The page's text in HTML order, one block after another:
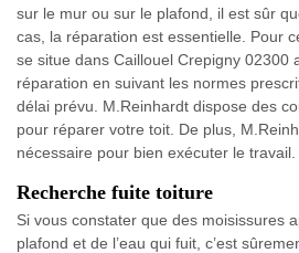
sur le mur ou sur le plafond, il est sûr
cas, la réparation est essentielle. Pour
se situe dans Caillouel Crepigny 02300
réparation en suivant les normes
délai prévu. M.Reinhardt dispose des
pour réparer votre toit. De plus,
nécessaire pour bien exécuter le travail.
Recherche fuite toiture
Si vous constater que des moisissures
plafond et de l’eau qui fuit, c’est